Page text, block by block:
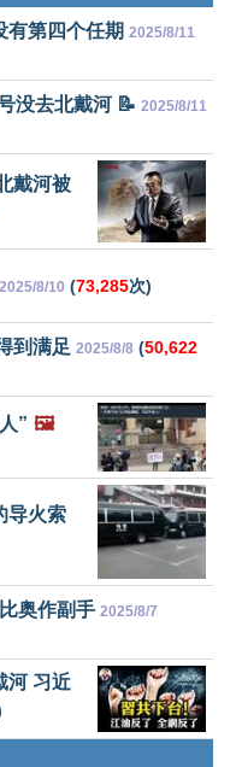
有第四个任期 2025/8/11
没去北戴河 📝 2025/8/11
戴河被
2025/8/10 (73,285次)
到满足 2025/8/8 (50,622
” 🖼️
导火索
奥作副手 2025/8/7
河 习近